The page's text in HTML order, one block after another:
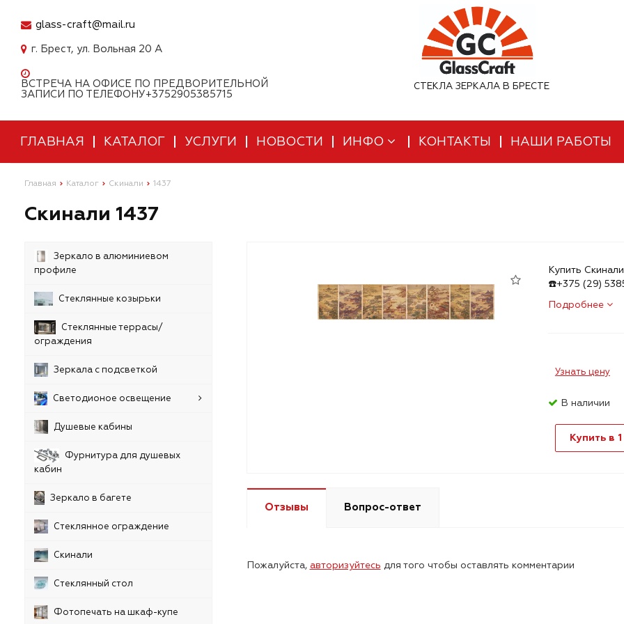
glass-craft@mail.ru
г. Брест, ул. Вольная 20 А
ВСТРЕЧА НА ОФИСЕ ПО ПРЕДВОРИТЕЛЬНОЙ
ЗАПИСИ ПО ТЕЛЕФОНУ+3752905385715
СТЕКЛА ЗЕРКАЛА В БРЕСТЕ
ГЛАВНАЯ КАТАЛОГ УСЛУГИ НОВОСТИ ИНФО КОНТАКТЫ НАШИ РАБОТЫ
Главная Каталог Скинали 1437
Скинали 1437
Зеркало в алюминиевом
профиле
Стеклянные козырьки
Стеклянные террасы/
ограждения
Зеркала с подсветкой
Светодионое освещение
Душевые кабины
Фурнитура для душевых
кабин
Зеркало в багете
Стеклянное ограждение
Скинали
Стеклянный стол
Фотопечать на шкаф-купе
Купить
☎️+375 (29)
Подробнее
Узнать цену
В наличии
Купить в
Отзывы Вопрос-ответ
Пожалуйста, авторизуйтесь для того чтобы оставлять комментарии